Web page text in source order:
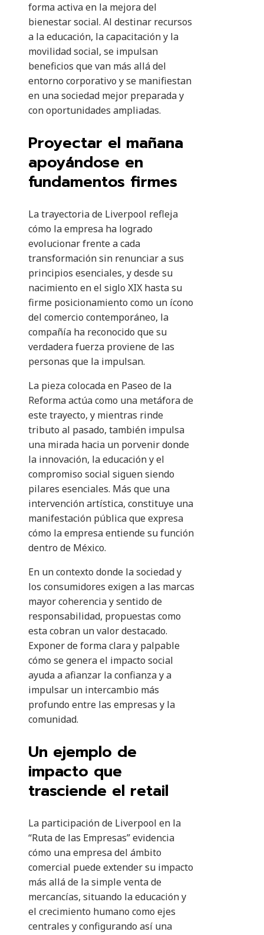
forma activa en la mejora del
bienestar social. Al destinar recursos
a la educación, la capacitación y la
movilidad social, se impulsan
beneficios que van más allá del
entorno corporativo y se manifiestan
en una sociedad mejor preparada y
con oportunidades ampliadas.
Proyectar el mañana
apoyándose en
fundamentos firmes
La trayectoria de Liverpool refleja
cómo la empresa ha logrado
evolucionar frente a cada
transformación sin renunciar a sus
principios esenciales, y desde su
nacimiento en el siglo XIX hasta su
firme posicionamiento como un ícono
del comercio contemporáneo, la
compañía ha reconocido que su
verdadera fuerza proviene de las
personas que la impulsan.
La pieza colocada en Paseo de la
Reforma actúa como una metáfora de
este trayecto, y mientras rinde
tributo al pasado, también impulsa
una mirada hacia un porvenir donde
la innovación, la educación y el
compromiso social siguen siendo
pilares esenciales. Más que una
intervención artística, constituye una
manifestación pública que expresa
cómo la empresa entiende su función
dentro de México.
En un contexto donde la sociedad y
los consumidores exigen a las marcas
mayor coherencia y sentido de
responsabilidad, propuestas como
esta cobran un valor destacado.
Exponer de forma clara y palpable
cómo se genera el impacto social
ayuda a afianzar la confianza y a
impulsar un intercambio más
profundo entre las empresas y la
comunidad.
Un ejemplo de
impacto que
trasciende el retail
La participación de Liverpool en la
“Ruta de las Empresas” evidencia
cómo una empresa del ámbito
comercial puede extender su impacto
más allá de la simple venta de
mercancías, situando la educación y
el crecimiento humano como ejes
centrales y configurando así una